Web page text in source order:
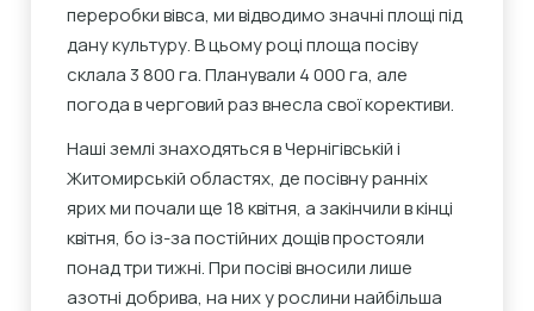
переробки вівса, ми відводимо значні площі під
дану культуру. В цьому році площа посіву
склала 3 800 га. Планували 4 000 га, але
погода в черговий раз внесла свої корективи.
Наші землі знаходяться в Чернігівській і
Житомирській областях, де посівну ранніх
ярих ми почали ще 18 квітня, а закінчили в кінці
квітня, бо із-за постійних дощів простояли
понад три тижні. При посіві вносили лише
азотні добрива, на них у рослини найбільша